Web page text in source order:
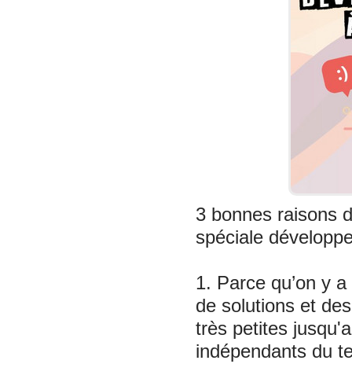
3 bonnes raisons
spéciale
1. Parce qu’on y
de solutions et
très petites
indépendants du